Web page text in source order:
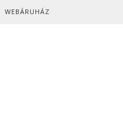
WEBÁRUHÁZ